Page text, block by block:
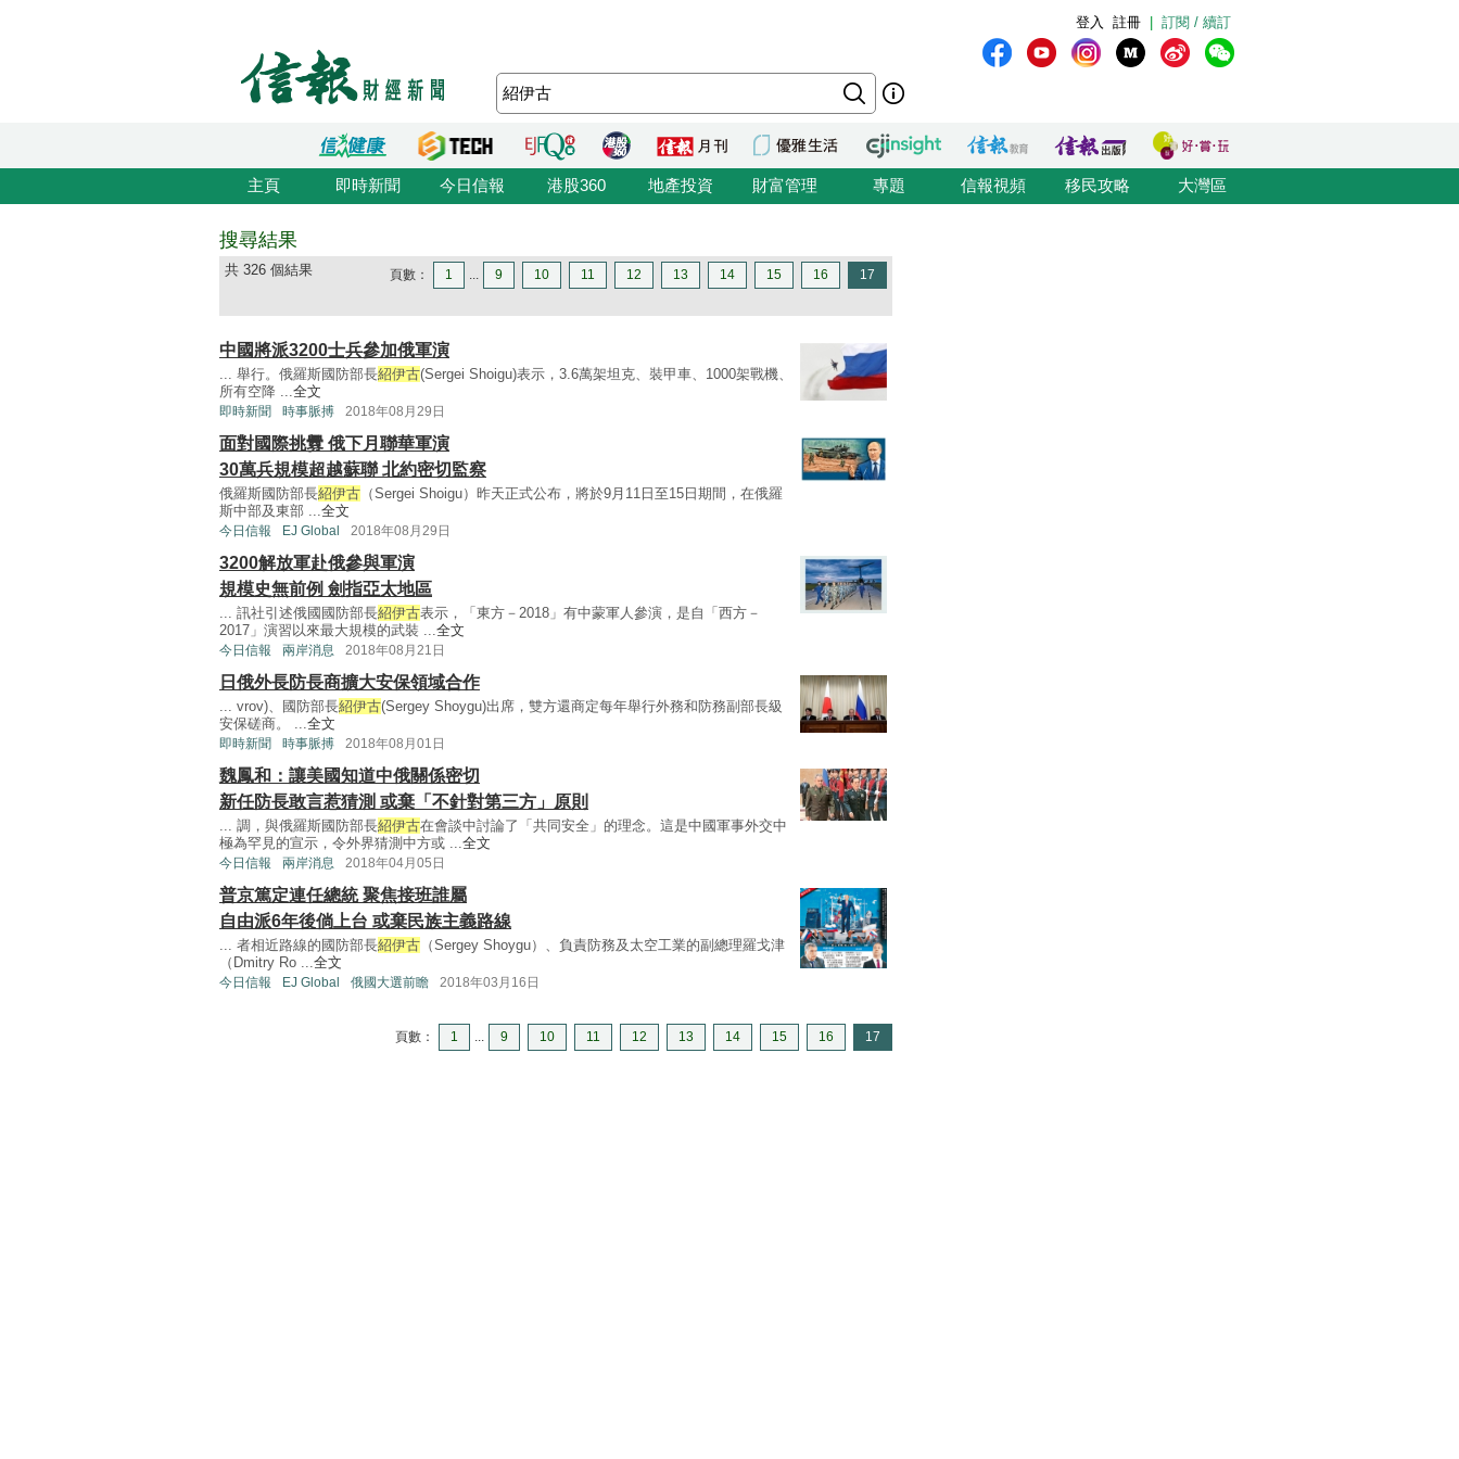
訂閱 / 續訂
註冊
登入
主頁 即時新聞 今日信報 港股360 地產投資 財富管理 專題 信報視頻 移民攻略 大灣區
搜尋結果
共 326 個結果 頁數： 1 ... 9 10 11 12 13 14 15 16 17
中國將派3200士兵參加俄軍演
... 舉行。俄羅斯國防部長紹伊古(Sergei Shoigu)表示，3.6萬架坦克、裝甲車、1000架戰機、
所有空降 ...全文
即時新聞 時事脈搏 2018年08月29日
面對國際挑釁 俄下月聯華軍演
30萬兵規模超越蘇聯 北約密切監察
俄羅斯國防部長紹伊古 （Sergei Shoigu）昨天正式公布，將於9月11日至15日期間，在俄羅
斯中部及東部 ...全文
今日信報 EJ Global 2018年08月29日
3200解放軍赴俄參與軍演
規模史無前例 劍指亞太地區
... 訊社引述俄國國防部長紹伊古表示，「東方－2018」有中蒙軍人參演，是自「西方－
2017」演習以來最大規模的武裝 ...全文
今日信報 兩岸消息 2018年08月21日
日俄外長防長商擴大安保領域合作
... vrov)、國防部長紹伊古(Sergey Shoygu)出席，雙方還商定每年舉行外務和防務副部長級
安保磋商。 ...全文
即時新聞 時事脈搏 2018年08月01日
魏鳳和：讓美國知道中俄關係密切
新任防長敢言惹猜測 或棄「不針對第三方」原則
... 調，與俄羅斯國防部長紹伊古在會談中討論了「共同安全」的理念。這是中國軍事外交中
極為罕見的宣示，令外界猜測中方或 ...全文
今日信報 兩岸消息 2018年04月05日
普京篤定連任總統 聚焦接班誰屬
自由派6年後倘上台 或棄民族主義路線
... 者相近路線的國防部長紹伊古 （Sergey Shoygu）、負責防務及太空工業的副總理羅戈津
（Dmitry Ro ...全文
今日信報 EJ Global 俄國大選前瞻 2018年03月16日
頁數： 1 ... 9 10 11 12 13 14 15 16 17